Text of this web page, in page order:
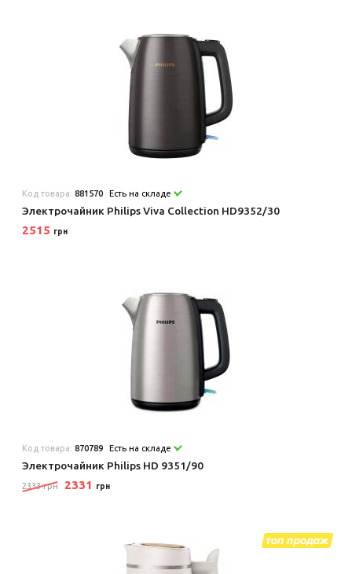
Код товара:881570 Есть на складе
Электрочайник Philips Viva Collection HD9352/30
2515 грн
Код товара:870789 Есть на складе
Электрочайник Philips HD 9351/90
2333 грн 2331 грн